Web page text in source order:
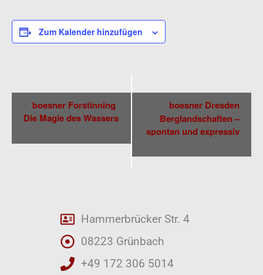
Zum Kalender hinzufügen
Veranstaltung-
Navigation
boesner Forstinning
Die Magie des Wassers
boesner Dresden
Berglandschaften –
spontan und expressiv
Hammerbrücker Str. 4
08223 Grünbach
+49 172 306 5014